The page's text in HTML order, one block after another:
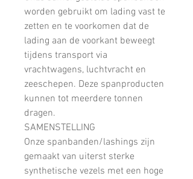
worden gebruikt om lading vast te
zetten en te voorkomen dat de
lading aan de voorkant beweegt
tijdens transport via
vrachtwagens, luchtvracht en
zeeschepen. Deze spanproducten
kunnen tot meerdere tonnen
dragen.
SAMENSTELLING
Onze spanbanden/lashings zijn
gemaakt van uiterst sterke
synthetische vezels met een hoge